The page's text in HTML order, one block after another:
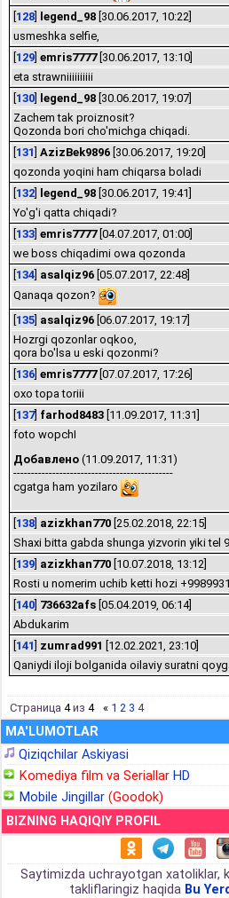
128 legend_98 [30.06.2017, 10:22]
usmeshka selfie,
129 emris7777[30.06.2017, 13:10]
eta strawniiiiiiiiii
130 legend_98 [30.06.2017, 19:07]
Zachem tak proiznosit?
Qozonda bori cho'michga chiqadi.
131 AzizBek9896 [30.06.2017, 19:20]
qozonda yoqini ham chiqarsa boladi
132 legend_98 [30.06.2017, 19:41]
Yo'g'i qatta chiqadi?
133 emris7777[04.07.2017, 01:00]
we boss chiqadimi owa qozonda
134 asalqiz96 [05.07.2017, 22:48]
Qanaqa qozon?
135 asalqiz96 [06.07.2017, 19:17]
Hozrgi qozonlar oqkoo,
qora bo'lsa u eski qozonmi?
136 emris7777[07.07.2017, 17:26]
oxo topa toriii
137] farhod8483 [11.09.2017, 11:31]
foto wopchI
Добавлено (11.09.2017, 11:31)
---------------------------------------------
cgatga ham yozilaro
138 azizkhan770 [25.02.2018, 22:15]
Shaxi bitta gabda shunga yizvorin yiki tel
139 azizkhan770 [10.07.2018, 13:12]
Rosti u nomerim uchib ketti hozi
140 736632afs [05.04.2019, 06:14]
Abdukarim
141 zumrad991 [12.02.2021, 23:10]
Qaniydi iloji bolganida oilaviy suratni
Страница 4из 4 « 1 2 3 4
MA'LUMOTLAR
Qiziqchilar Askiyasi
Komediya film va Seriallar HD
Mobile Jingillar (Goodok)
BIZNING HAQIQIY PROFIL
Saytimizda uchrayotgan xatoliklar,
takliflaringiz haqida Bu